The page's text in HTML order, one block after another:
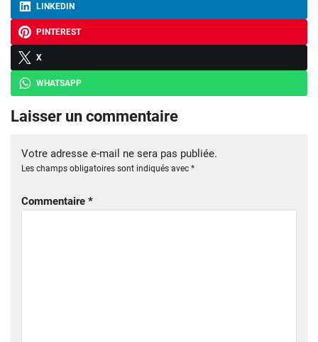
LINKEDIN
PINTEREST
X
WHATSAPP
Laisser un commentaire
Votre adresse e-mail ne sera pas publiée.
Les champs obligatoires sont indiqués avec *
Commentaire *